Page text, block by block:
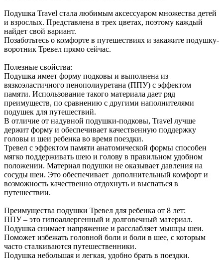
Подушка Travel стала любимым аксессуаром множества детей
и взрослых. Представлена в трех цветах, поэтому каждый
найдет свой вариант.
Позаботьтесь о комфорте в путешествиях и закажите подушку-
воротник Тревел прямо сейчас.
Полезные свойства:
Подушка имеет форму подковы и выполнена из
вязкоэластичного пенополиуретана (ППУ) с эффектом
памяти. Использование такого материала дает ряд
преимуществ, по сравнению с другими наполнителями
подушек для путешествий.
В отличие от надувной подушки-подковы, Travel лучше
держит форму и обеспечивает качественную поддержку
головы и шеи ребенка во время поездки.
Тревел с эффектом памяти анатомической формы способен
мягко поддерживать шею и голову в правильном удобном
положении. Материал подушки не оказывает давления на
сосуды шеи. Это обеспечивает дополнительный комфорт и
возможность качественно отдохнуть и выспаться в
путешествии.
Преимущества подушки Тревел для ребенка от 8 лет:
ППУ – это гипоаллергенный и долговечный материал.
Подушка снимает напряжение и расслабляет мышцы шеи.
Поможет избежать головной боли и боли в шее, с которым
часто сталкиваются путешественники.
Подушка небольшая и легкая, удобно брать в поездки.